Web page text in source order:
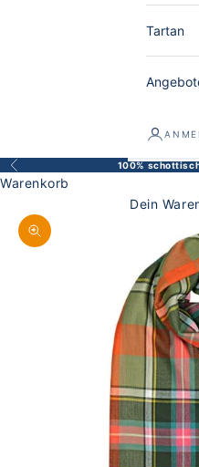
Tartan
Zurück 100%
Warenkorb
Dein
Bild vergrößern